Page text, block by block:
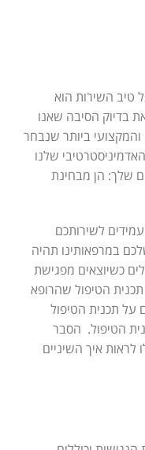
טיב השירות הוא
בדיוק הסיבה שאנו
ביותר שנבחר
שלנו
שלך: הן מבחינת
לשירותכם
במרפאותינו תהיה
כשיוצאים מפגישת
הטיפול שהרופא
על תכנית הטיפול
הטיפול. הסבר
איך השיניים